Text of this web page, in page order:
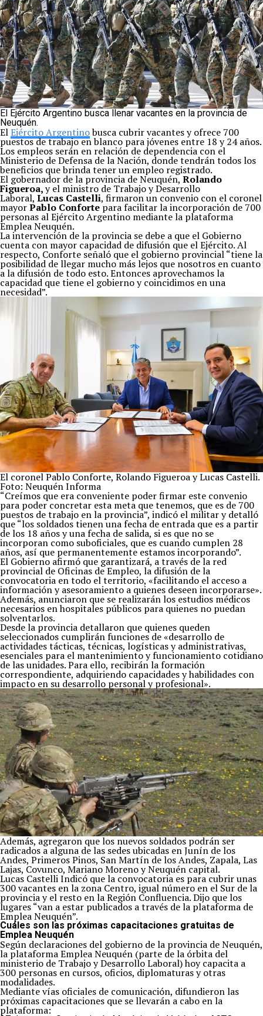
El Ejército Argentino busca llenar vacantes en la provincia de
Neuquén.
ElEjército Argentinobusca cubrir vacantes y ofrece 700
puestos de trabajo en blanco para jóvenes entre 18 y 24 años.
Los empleos serán en relación de dependencia con el
Ministerio de Defensa de la Nación, donde tendrán todos los
beneficios que brinda tener un empleo registrado.
El gobernador de la provincia de Neuquén, Rolando
Figueroa,y el ministro de Trabajo y Desarrollo
Laboral, Lucas Castelli, firmaron un convenio con el coronel
mayorPablo Confortepara facilitar la incorporación de 700
personas al Ejército Argentino mediante la plataforma
Emplea Neuquén.
La intervención de la provincia se debe a que el Gobierno
cuenta con mayor capacidad de difusión que el Ejército. Al
respecto, Conforte señaló que el gobierno provincial “tiene la
posibilidad de llegar mucho más lejos que nosotros en cuanto
a la difusión de todo esto. Entonces aprovechamos la
capacidad que tiene el gobierno y coincidimos en una
necesidad”.
El coronel Pablo Conforte, Rolando Figueroa y Lucas Castelli.
Foto: Neuquén Informa
“Creímos que era conveniente poder firmar este convenio
para poder concretar esta meta que tenemos, que es de 700
puestos de trabajo en la provincia”, indicó el militar y detalló
que “los soldados tienen una fecha de entrada que es a partir
de los 18 años y una fecha de salida, si es que no se
incorporan como suboficiales, que es cuando cumplen 28
años, así que permanentemente estamos incorporando”.
El Gobierno afirmó que garantizará, a través de la red
provincial de Oficinas de Empleo, la difusión de la
convocatoria en todo el territorio, «facilitando el acceso a
información y asesoramiento a quienes deseen incorporarse».
Además, anunciaron que se realizarán los estudios médicos
necesarios en hospitales públicos para quienes no puedan
solventarlos.
Desde la provincia detallaron que quienes queden
seleccionados cumplirán funciones de «desarrollo de
actividades tácticas, técnicas, logísticas y administrativas,
esenciales para el mantenimiento y funcionamiento cotidiano
de las unidades. Para ello, recibirán la formación
correspondiente, adquiriendo capacidades y habilidades con
impacto en su desarrollo personal y profesional».
Además, agregaron que los nuevos soldados podrán ser
radicados a alguna de las sedes ubicadas en Junín de los
Andes, Primeros Pinos, San Martín de los Andes, Zapala, Las
Lajas, Covunco, Mariano Moreno y Neuquén capital.
Lucas Castelli Indicó que la convocatoria es para cubrir unas
300 vacantes en la zona Centro, igual número en el Sur de la
provincia y el resto en la Región Confluencia. Dijo que los
lugares “van a estar publicados a través de la plataforma de
Emplea Neuquén”.
Cuáles son las próximas capacitaciones gratuitas de
Emplea Neuquén
Según declaraciones del gobierno de la provincia de Neuquén,
la plataforma Emplea Neuquén (parte de la órbita del
ministerio de Trabajo y Desarrollo Laboral) hoy capacita a
300 personas en cursos, oficios, diplomaturas y otras
modalidades.
Mediante vías oficiales de comunicación, difundieron las
próximas capacitaciones que se llevarán a cabo en la
plataforma: